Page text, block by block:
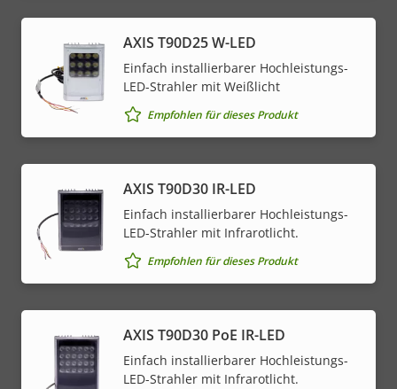
AXIS T90D25 W-LED
Einfach installierbarer Hochleistungs-
LED-Strahler mit Weißlicht
Empfohlen für dieses Produkt
AXIS T90D30 IR-LED
Einfach installierbarer Hochleistungs-
LED-Strahler mit Infrarotlicht.
Empfohlen für dieses Produkt
AXIS T90D30 PoE IR-LED
Einfach installierbarer Hochleistungs-
LED-Strahler mit Infrarotlicht.